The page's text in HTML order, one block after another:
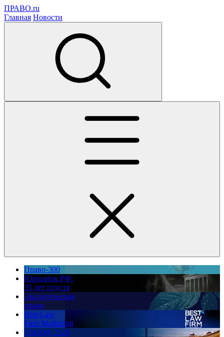
ПРАВО.ru
Главная Новости
Право-300
Юррынок РФ:
35 лет спустя
Экологическое
право
Best Law
Firm Marketing
ПМЮФ 2026